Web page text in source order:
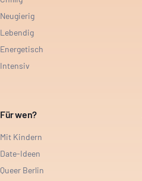
Neugierig
Lebendig
Energetisch
Intensiv
Für wen?
Mit Kindern
Date-Ideen
Queer Berlin